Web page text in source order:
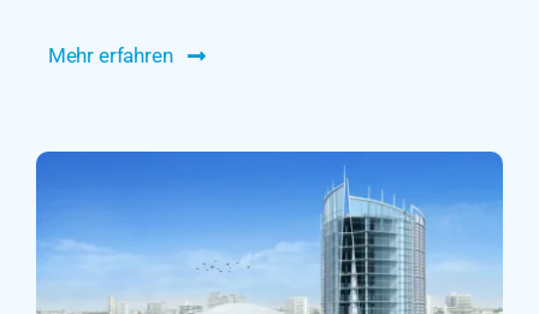
Mehr erfahren